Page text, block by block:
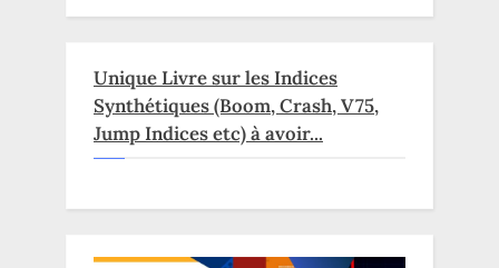
Unique Livre sur les Indices
Synthétiques (Boom, Crash, V75,
Jump Indices etc) à avoir...